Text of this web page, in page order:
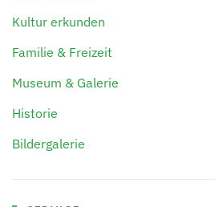
Kultur erkunden
Familie & Freizeit
Museum & Galerie
Historie
Bildergalerie